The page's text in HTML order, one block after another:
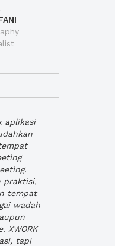
aplikasi
praktisi,
tempat
wadah
XWORK
tapi